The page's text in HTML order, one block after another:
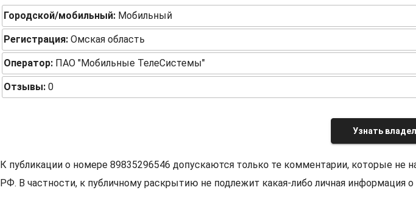
Городской/мобильный: Мобильный
Регистрация: Омская область
Оператор: ПАО "Мобильные ТелеСистемы"
Отзывы: 0
Узнать
К публикации о номере 89835296546 допускаются только те комментарии, которые
РФ. В частности, к публичному раскрытию не подлежит какая-либо личная информация